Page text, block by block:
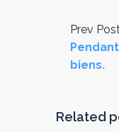
Prev
biens.
Related